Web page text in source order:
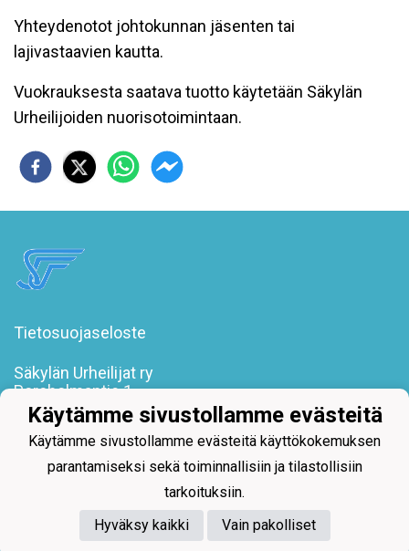
Yhteydenotot johtokunnan jäsenten tai
lajivastaavien kautta.
Vuokrauksesta saatava tuotto käytetään Säkylän
Urheilijoiden nuorisotoimintaan.
Tietosuojaseloste
Säkylän Urheilijat ry
Poroholmantie 1
27800 Säkylä
toimisto@sakylanurheilijat.fi
Powered by
Käytämme sivustollamme evästeitä
Käytämme sivustollamme evästeitä käyttökokemuksen
parantamiseksi sekä toiminnallisiin ja tilastollisiin
tarkoituksiin.
Hyväksy kaikki
Vain pakolliset